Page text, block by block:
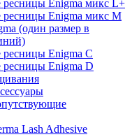
ресницы Enigma микс L+
ресницы Enigma микс M
(один размер в
Enigma C
Enigma D
Lash Adhesive